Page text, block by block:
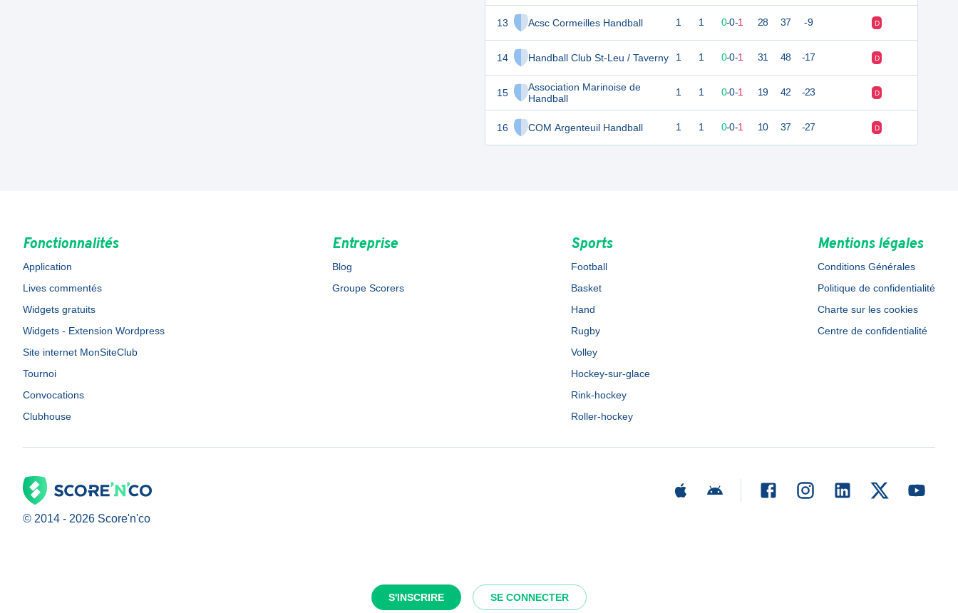
S'INSCRIRE SE CONNECTER
13 Acsc Cormeilles Handball
14 Handball Club St-Leu / Taverny
15
Association Marinoise de
Handball
16 COM Argenteuil Handball
1 1 0-0-1 28 37 -9 D
1 1 0-0-1 31 48 -17 D
1 1 0-0-1 19 42 -23 D
1 1 0-0-1 10 37 -27 D
Fonctionnalités
Application
Lives commentés
Widgets gratuits
Widgets - Extension Wordpress
Site internet MonSiteClub
Tournoi
Convocations
Clubhouse
Entreprise
Blog
Groupe Scorers
Sports
Football
Basket
Hand
Rugby
Volley
Hockey-sur-glace
Rink-hockey
Roller-hockey
Mentions légales
Conditions Générales
Politique de confidentialité
Charte sur les cookies
Centre de confidentialité
© 2014 - 2026 Score'n'co